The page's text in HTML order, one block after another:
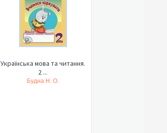
Українська мова та читання.
2 ...
Будна Н. О.